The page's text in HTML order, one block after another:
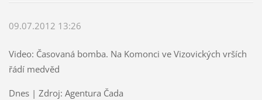
09.07.2012 13:26
Video: Časovaná bomba. Na Komonci ve Vizovických vrších
řádí medvěd
Dnes| Zdroj: Agentura Čada